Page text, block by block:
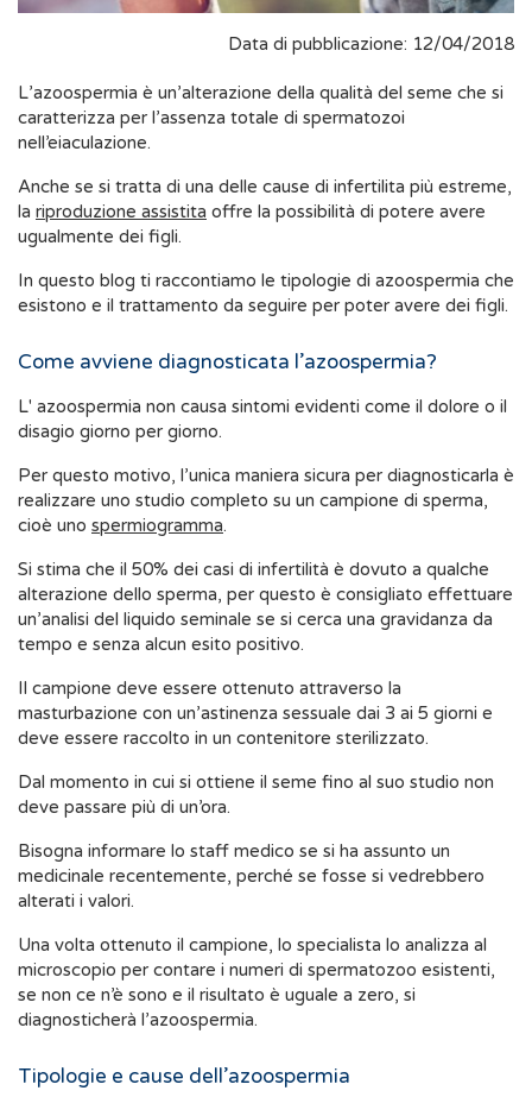
Data di pubblicazione: 12/04/2018
L’azoospermia è un’alterazione della qualità del seme che si
caratterizza per l’assenza totale di spermatozoi
nell’eiaculazione.
Anche se si tratta di una delle cause di infertilita più estreme,
la riproduzione assistita
ugualmente dei figli.
In questo blog ti raccontiamo le tipologie di azoospermia che
esistono e il trattamento da seguire per poter avere dei figli.
Come avviene diagnosticata l’azoospermia?
L' azoospermia non causa sintomi evidenti come il dolore o il
disagio giorno per giorno.
Per questo motivo, l’unica maniera sicura per diagnosticarla è
realizzare uno studio completo su un campione di sperma,
cioè uno spermiogramma.
Si stima che il 50% dei casi di infertilità è dovuto a qualche
alterazione dello sperma, per questo è consigliato effettuare
un’analisi del liquido seminale se si cerca una gravidanza da
tempo e senza alcun esito positivo.
Il campione deve essere ottenuto attraverso la
masturbazione con un’astinenza sessuale dai 3 ai 5 giorni e
deve essere raccolto in un contenitore sterilizzato.
Dal momento in cui si ottiene il seme fino al suo studio non
deve passare più di un’ora.
Bisogna informare lo staff medico se si ha assunto un
medicinale recentemente, perché se fosse si vedrebbero
alterati i valori.
Una volta ottenuto il campione, lo specialista lo analizza al
microscopio per contare i numeri di spermatozoo esistenti,
se non ce n’è sono e il risultato è uguale a zero, si
diagnosticherà l’azoospermia.
Tipologie e cause dell’azoospermia